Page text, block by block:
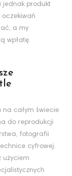
jednak produkt
oczekiwań
a my
wpłatę.
na całym świecie
do reprodukcji
fotografii
cyfrowej.
użyciem